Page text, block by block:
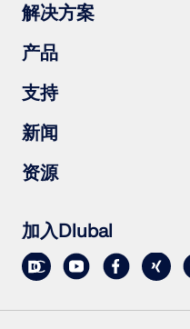
解决方案
钢筋混凝土结构
钢结构
木结构
钢结构节点
产品
RFEM 6
RSTAB 9
RSECTION 1
RWIND 3
支持
常见问题（FAQs）
提出具体问题
雪荷载、风速和地震荷载图
联系销售团队
新闻
订阅新闻简报
最新资讯
在线培训
资源
上传客户项目
客户项目
在线手册
加入Dlubal